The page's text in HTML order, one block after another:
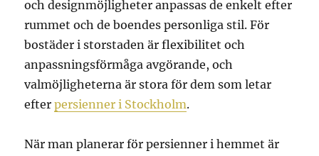
och designmöjligheter anpassas de enkelt efter
rummet och de boendes personliga stil. För
bostäder i storstaden är flexibilitet och
anpassningsförmåga avgörande, och
valmöjligheterna är stora för dem som letar
efterpersienner i Stockholm.
När man planerar för persienner i hemmet är